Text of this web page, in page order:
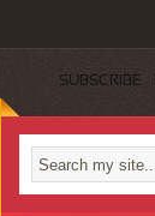
SUBSCRIBE